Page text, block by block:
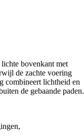
bovenkant met
de zachte voering
combineert lichtheid en
de gebaande paden.